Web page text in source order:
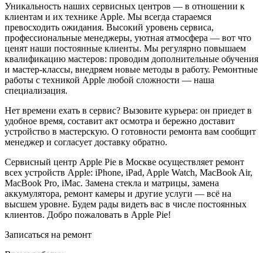
Уникальность наших сервисных центров — в отношении к
клиентам и их технике Apple. Мы всегда стараемся
превосходить ожидания. Высокий уровень сервиса,
профессиональные менеджеры, уютная атмосфера — вот что
ценят наши постоянные клиенты. Мы регулярно повышаем
квалификацию мастеров: проводим дополнительные обучения
и мастер-классы, внедряем новые методы в работу. Ремонтные
работы с техникой Apple любой сложности — наша
специализация.
Нет времени ехать в сервис? Вызовите курьера: он приедет в
удобное время, составит акт осмотра и бережно доставит
устройство в мастерскую. О готовности ремонта вам сообщит
менеджер и согласует доставку обратно.
Сервисный центр Apple Pie в Москве осуществляет ремонт
всех устройств Apple: iPhone, iPad, Apple Watch, MacBook Air,
MacBook Pro, iMac. Замена стекла и матрицы, замена
аккумулятора, ремонт камеры и другие услуги — всё на
высшем уровне. Будем рады видеть вас в числе постоянных
клиентов. Добро пожаловать в Apple Pie!
Записаться на ремонт